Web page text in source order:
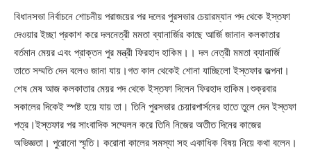
বিধানসভা নির্বাচনে শোচনীয় পরাজয়ের পর দলের পুরসভার চেয়ারম্যান পদ থেকে ইস্তফা
দেওয়ার ইচ্ছা প্রকাশ করে দলনেত্রী মমতা ব্যানার্জির কাছে আর্জি জানান কলকাতার
বর্তমান মেয়র এবং প্রাক্তন পুর মন্ত্রী ফিরহাদ হাকিম।। দল নেত্রী মমতা ব্যানার্জি
তাতে সম্মতি দেন বলেও জানা যায়।গত কাল থেকেই শোনা যাচ্ছিলো ইস্তফার জল্পনা।
শেষ মেষ আজ কলকাতার মেয়র পদ থেকে ইস্তফা দিলেন ফিরহাদ হাকিম।শুক্রবার
সকালের দিকেই স্পষ্ট হয়ে যায় তা। তিনি পুরসভার চেয়ারপার্সনের হাতে তুলে দেন ইস্তফা
পত্র।ইস্তফার পর সাংবাদিক সম্মেলন করে তিনি নিজের অতীত দিনের কাজের
অভিজ্ঞতা। পুরোনো স্মৃতি। করোনা কালের সমস্যা সহ একাধিক বিষয় নিয়ে কথা বলেন।